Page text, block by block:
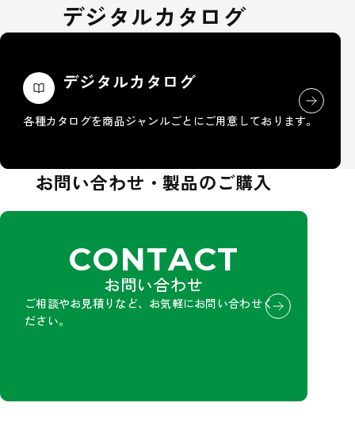
デジタルカタログ
デジタルカタログ
各種カタログを商品ジャンルごとにご用意しております。
お問い合わせ・製品のご購入
CONTACT
お問い合わせ
ご相談やお見積りなど、お気軽にお問い合わせく
ださい。